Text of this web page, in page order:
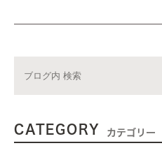
CATEGORY カテゴリー